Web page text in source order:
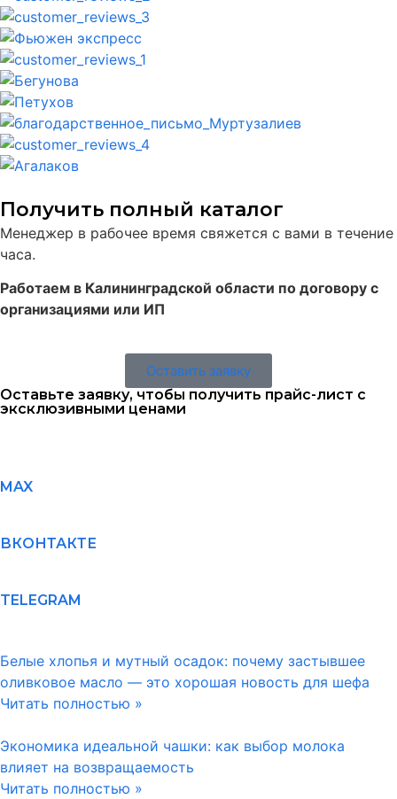
Получить полный каталог
Менеджер в рабочее время свяжется с вами в течение
часа.
Работаем в Калининградской области по договору с
организациями или ИП
Оставить заявку
Оставьте заявку, чтобы получить прайс-лист с
эксклюзивными ценами
MAX
ВКОНТАКТЕ
TELEGRAM
Белые хлопья и мутный осадок: почему застывшее
оливковое масло — это хорошая новость для шефа
Читать полностью »
Экономика идеальной чашки: как выбор молока
влияет на возвращаемость
Читать полностью »